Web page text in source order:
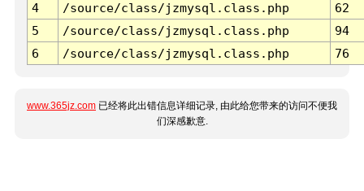
4
/source/class/jzmysql.class.php
62
5
/source/class/jzmysql.class.php
94
6
/source/class/jzmysql.class.php 76
www.365jz.com 已经将此出错信息详细记录, 由此给您带来的访问不便我
们深感歉意.